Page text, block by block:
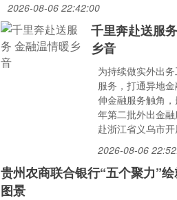
2026-08-06 22:42:00
千里奔赴送服
乡音
为持续做实外出
服务，打通异地
伸金融服务触角
年第二批外出金
赴浙江省义乌市
2026-08-06
贵州农商联合银行“五个聚力”
图景